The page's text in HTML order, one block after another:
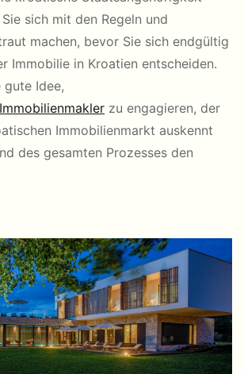
sich mit den Regeln und
machen, bevor Sie sich endgültig
Immobilie in Kroatien entscheiden.
gute Idee,
zu engagieren, der
Immobilienmarkt auskennt
des gesamten Prozesses den